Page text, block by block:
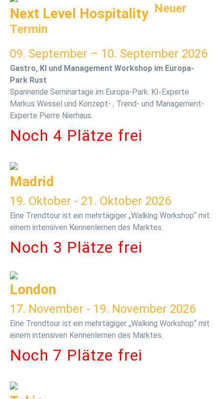
Next Level HospitalityNeuer
Termin
09. September – 10. September 2026
Gastro, KI und Management Workshop im Europa-
Park Rust
Spannende Seminartage im Europa-Park. KI-Experte
Markus Wessel und Konzept- , Trend- und Management-
Experte Pierre Nierhaus.
Noch 4 Plätze frei
Madrid
19. Oktober - 21. Oktober 2026
Eine Trendtour ist ein mehrtägiger „Walking Workshop“ mit
einem intensiven Kennenlernen des Marktes.
Noch 3 Plätze frei
London
17. November - 19. November 2026
Eine Trendtour ist ein mehrtägiger „Walking Workshop“ mit
einem intensiven Kennenlernen des Marktes.
Noch 7 Plätze frei